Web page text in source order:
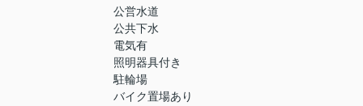
公営水道
公共下水
電気有
照明器具付き
駐輪場
バイク置場あり